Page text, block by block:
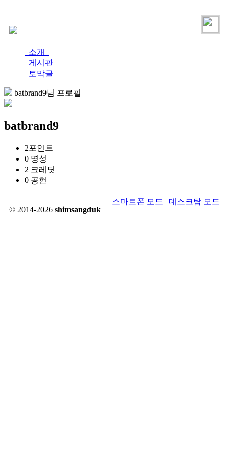
소개
게시판
토막글
batbrand9님 프로필
batbrand9
2포인트
0 명성
2 크레딧
0 공헌
© 2014-2026 shimsangduk
스마트폰 모드 | 데스크탑 모드